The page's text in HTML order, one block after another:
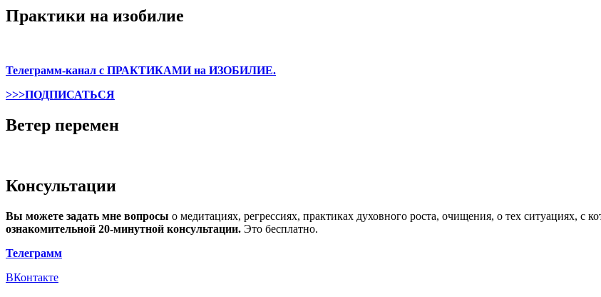
Практики на изобилие
Телеграмм-канал с ПРАКТИКАМИ на ИЗОБИЛИЕ.
>>>ПОДПИСАТЬСЯ
Ветер перемен
Консультации
Вы можете задать мне вопросы о медитациях, регрессиях, практиках духовного роста, очищения, о тех ситуациях, с
ознакомительной 20-минутной консультации. Это бесплатно.
Телеграмм
ВКонтакте